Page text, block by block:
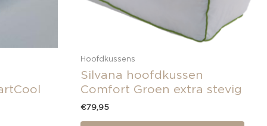
Hoofdkussens
Silvana hoofdkussen
Comfort Groen extra stevig
€79,95